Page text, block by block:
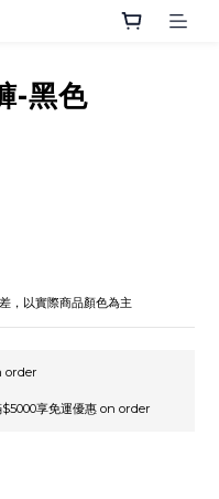
-黑色
，以實際商品顏色為主
order
$5000享免運優惠 on order